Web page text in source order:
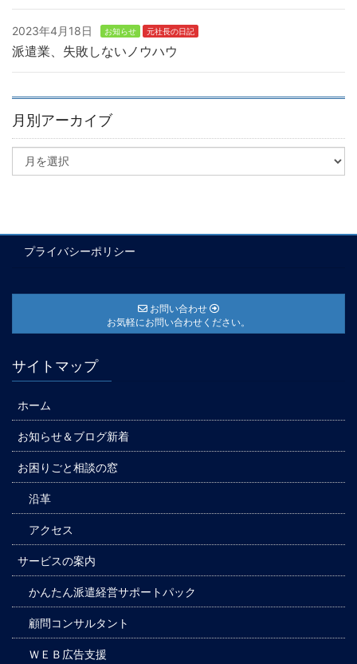
2023年4月18日 お知らせ 元社長の日記
派遣業、失敗しないノウハウ
月別アーカイブ
プライバシーポリシー
お問い合わせ
お気軽にお問い合わせください。
サイトマップ
ホーム
お知らせ＆ブログ新着
お困りごと相談の窓
沿革
アクセス
サービスの案内
かんたん派遣経営サポートパック
顧問コンサルタント
ＷＥＢ広告支援